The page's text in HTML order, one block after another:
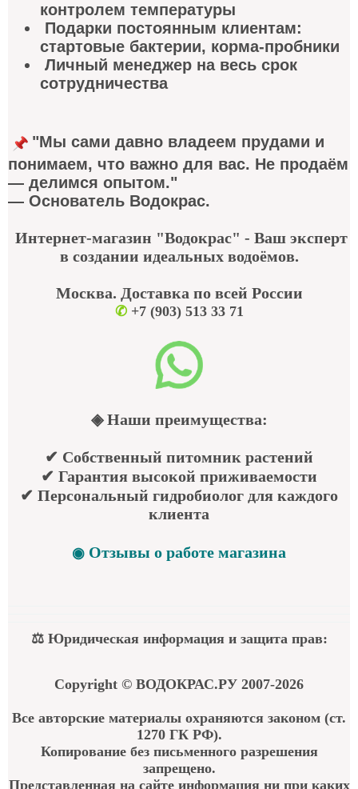
контролем температуры
Подарки постоянным клиентам:
стартовые бактерии, корма-пробники
Личный менеджер на весь срок
сотрудничества
"Мы сами давно владеем прудами и
понимаем, что важно для вас. Не продаём
— делимся опытом."
— Основатель Водокрас.
Интернет-магазин "Водокрас" - Ваш эксперт
в создании идеальных водоёмов.
Москва. Доставка по всей России
✆ +7 (903) 513 33 71
◈ Наши преимущества:
✔ Собственный питомник растений
✔ Гарантия высокой приживаемости
✔ Персональный гидробиолог для каждого
клиента
◉ Отзывы о работе магазина
⚖ Юридическая информация и защита прав:
Copyright © ВОДОКРАС.РУ 2007-2026
Все авторские материалы охраняются законом (ст.
1270 ГК РФ).
Копирование без письменного разрешения
запрещено.
Представленная на сайте информация ни при каких